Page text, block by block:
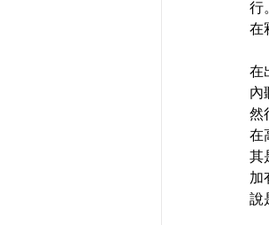
行
在
在
內
然
在
其
加
說